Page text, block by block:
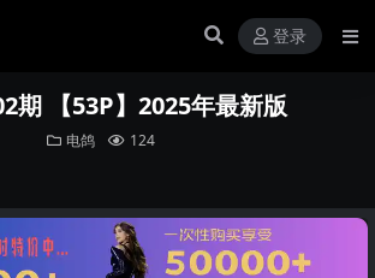
登录
期 【53P】2025年最新版
电鸽 124